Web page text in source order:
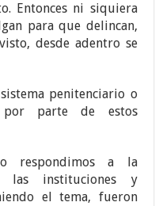
Entonces ni siquiera
para que delincan,
desde adentro se
penitenciario o
parte de estos
respondimos a la
las instituciones y
el tema, fueron